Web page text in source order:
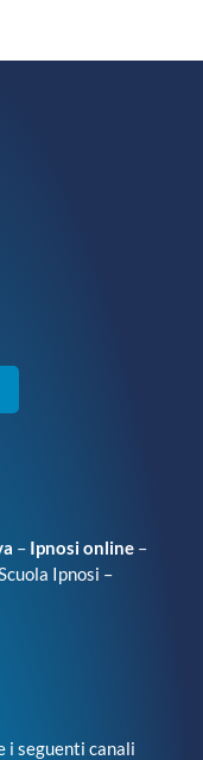
– Ipnosi online –
Ipnosi –
i seguenti canali